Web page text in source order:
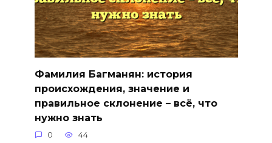
Фамилия Багманян: история
происхождения, значение и
правильное склонение – всё, что
нужно знать
0 44